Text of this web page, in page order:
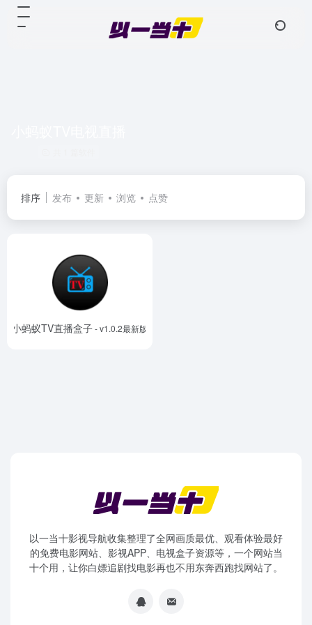
排序 发布 更新 浏览 点赞
小蚂蚁TV直播盒子- v1.0.2最新版
以一当十影视导航收集整理了全网画质最优、观看体验最好
的免费电影网站、影视APP、电视盒子资源等，一个网站当
十个用，让你白嫖追剧找电影再也不用东奔西跑找网站了。